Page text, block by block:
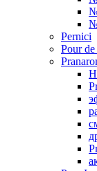
Pernici
Pour de